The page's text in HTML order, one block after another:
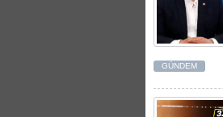
GÜNDEM